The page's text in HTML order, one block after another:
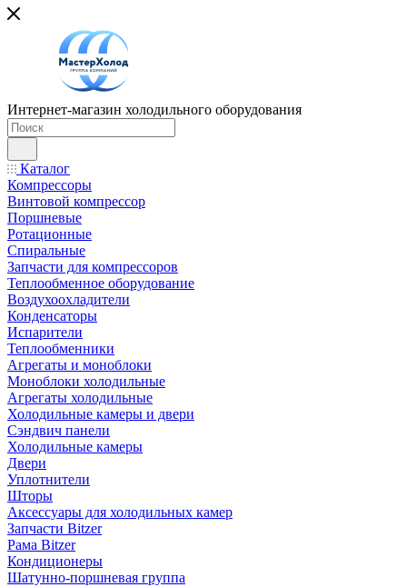
Интернет-магазин холодильного оборудования
Каталог
Компрессоры
Винтовой компрессор
Поршневые
Ротационные
Спиральные
Запчасти для компрессоров
Теплообменное оборудование
Воздухоохладители
Конденсаторы
Испарители
Теплообменники
Агрегаты и моноблоки
Моноблоки холодильные
Агрегаты холодильные
Холодильные камеры и двери
Сэндвич панели
Холодильные камеры
Двери
Уплотнители
Шторы
Аксессуары для холодильных камер
Запчасти Bitzer
Рама Bitzer
Кондиционеры
Шатунно-поршневая группа